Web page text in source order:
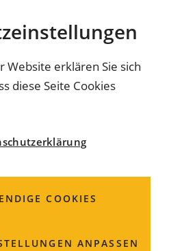
Website erklären Sie sich
diese Seite Cookies
COOKIES
ANPASSEN
Coburg beteiligt sich erneut
& Ladies' Circle. Die Kinder